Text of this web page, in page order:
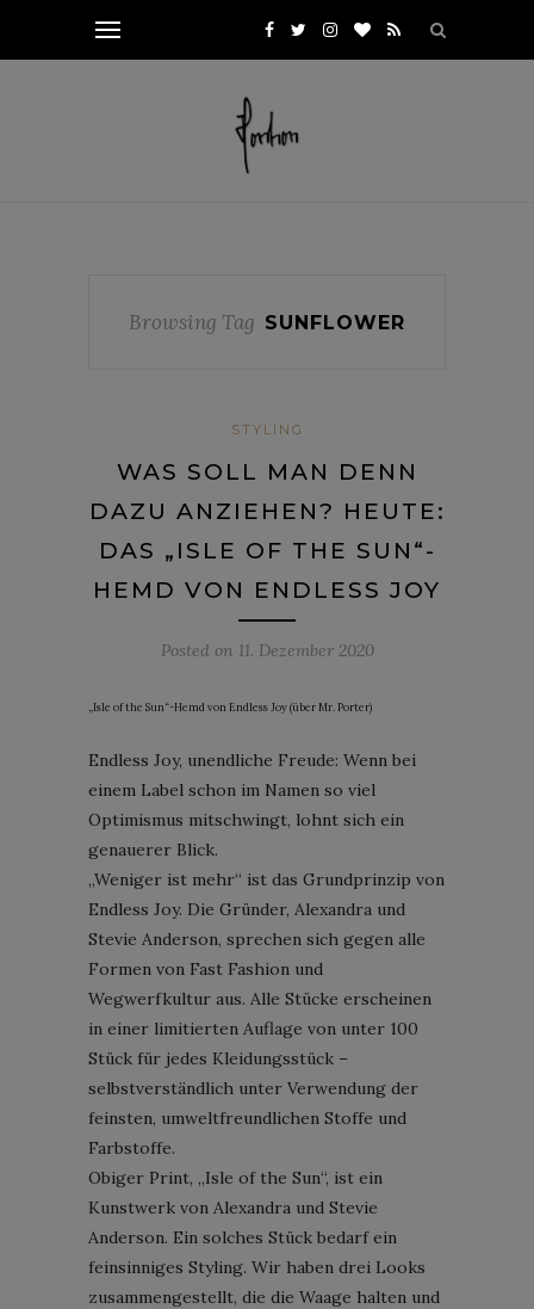
Browsing Tag SUNFLOWER
STYLING
WAS SOLL MAN DENN
DAZU ANZIEHEN? HEUTE:
DAS „ISLE OF THE SUN“-
HEMD VON ENDLESS JOY
Posted on 11. Dezember 2020
„Isle of the Sun“-Hemd von Endless Joy (über Mr. Porter)
Endless Joy, unendliche Freude: Wenn bei
einem Label schon im Namen so viel
Optimismus mitschwingt, lohnt sich ein
genauerer Blick.
„Weniger ist mehr“ ist das Grundprinzip von
Endless Joy. Die Gründer, Alexandra und
Stevie Anderson, sprechen sich gegen alle
Formen von Fast Fashion und
Wegwerfkultur aus. Alle Stücke erscheinen
in einer limitierten Auflage von unter 100
Stück für jedes Kleidungsstück –
selbstverständlich unter Verwendung der
feinsten, umweltfreundlichen Stoffe und
Farbstoffe.
Obiger Print, „Isle of the Sun“, ist ein
Kunstwerk von Alexandra und Stevie
Anderson. Ein solches Stück bedarf ein
feinsinniges Styling. Wir haben drei Looks
zusammengestellt, die die Waage halten und